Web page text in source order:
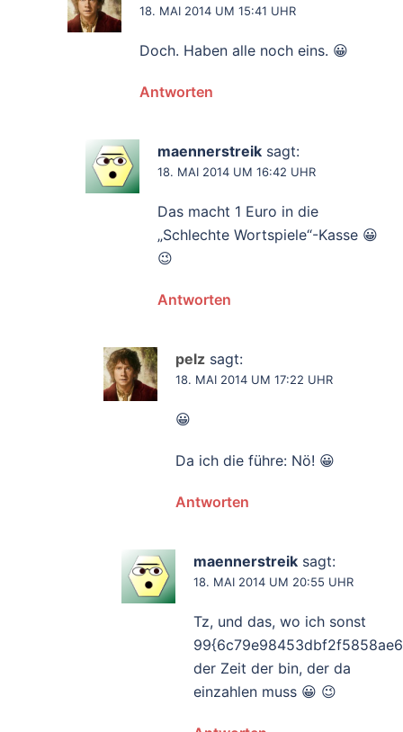
18. MAI 2014 UM 15:41 UHR
Doch. Haben alle noch eins. 😀
Antworten
maennerstreik sagt:
18. MAI 2014 UM 16:42 UHR
Das macht 1 Euro in die
„Schlechte Wortspiele“-Kasse 😀
😉
Antworten
pelz sagt:
18. MAI 2014 UM 17:22 UHR
😀
Da ich die führe: Nö! 😀
Antworten
maennerstreik sagt:
18. MAI 2014 UM 20:55 UHR
Tz, und das, wo ich sonst
der Zeit der bin, der da
einzahlen muss 😀 😉